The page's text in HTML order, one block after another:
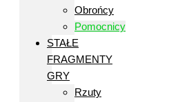
Obrońcy
Pomocnicy
STAŁE
FRAGMENTY
GRY
Rzuty